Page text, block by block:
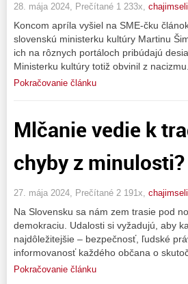
28. mája 2024, Prečítané 1 233x, chajimseli
Koncom apríla vyšiel na SME-čku
slovenskú ministerku kultúry Martinu
ich na rôznych portáloch pribúdajú
Ministerku kultúry totiž obvinil z
Pokračovanie článku
Mlčanie vedie k
chyby z minulosti?
27. mája 2024, Prečítané 2 191x, chajimseli
Na Slovensku sa nám zem trasie pod
demokraciu. Udalosti si vyžadujú, aby
najdôležitejšie – bezpečnosť, ľudské
informovanosť každého občana o
Pokračovanie článku